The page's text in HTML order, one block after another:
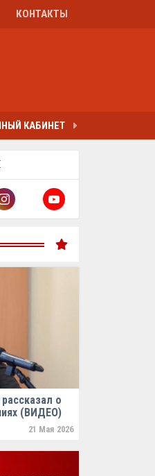
КОНТАКТЫ
КАБИНЕТ
о
(ВИДЕО)
21 Мая 2026